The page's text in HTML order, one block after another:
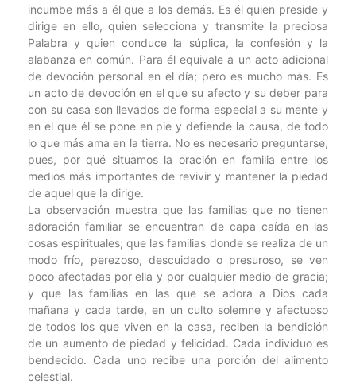
incumbe más a él que a los demás. Es él quien preside y
dirige en ello, quien selecciona y transmite la preciosa
Palabra y quien conduce la súplica, la confesión y la
alabanza en común. Para él equivale a un acto adicional
de devoción personal en el día; pero es mucho más. Es
un acto de devoción en el que su afecto y su deber para
con su casa son llevados de forma especial a su mente y
en el que él se pone en pie y defiende la causa, de todo
lo que más ama en la tierra. No es necesario preguntarse,
pues, por qué situamos la oración en familia entre los
medios más importantes de revivir y mantener la piedad
de aquel que la dirige.
La observación muestra que las familias que no tienen
adoración familiar se encuentran de capa caída en las
cosas espirituales; que las familias donde se realiza de un
modo frío, perezoso, descuidado o presuroso, se ven
poco afectadas por ella y por cualquier medio de gracia;
y que las familias en las que se adora a Dios cada
mañana y cada tarde, en un culto solemne y afectuoso
de todos los que viven en la casa, reciben la bendición
de un aumento de piedad y felicidad. Cada individuo es
bendecido. Cada uno recibe una porción del alimento
celestial.